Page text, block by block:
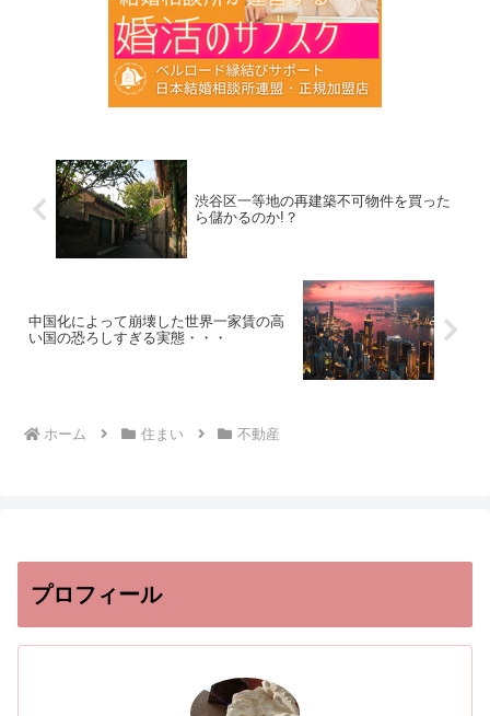
渋谷区一等地の再建築不可物件を買った
ら儲かるのか!？
中国化によって崩壊した世界一家賃の高
い国の恐ろしすぎる実態・・・
ホーム 住まい 不動産
プロフィール